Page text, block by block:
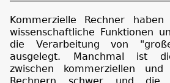
Kommerzielle Rechner
wissenschaftliche Funktionen
die Verarbeitung von
ausgelegt. Manchmal ist
zwischen kommerziellen und